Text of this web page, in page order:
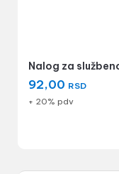
Nalog za
92,00 RSD
+ 20% pdv